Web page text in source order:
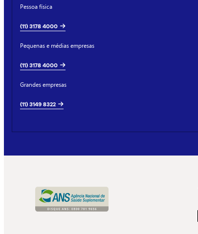
Pessoa física
(11) 3178 4000
Pequenas e médias empresas
(11) 3178 4000
Grandes empresas
(11) 3149 8322